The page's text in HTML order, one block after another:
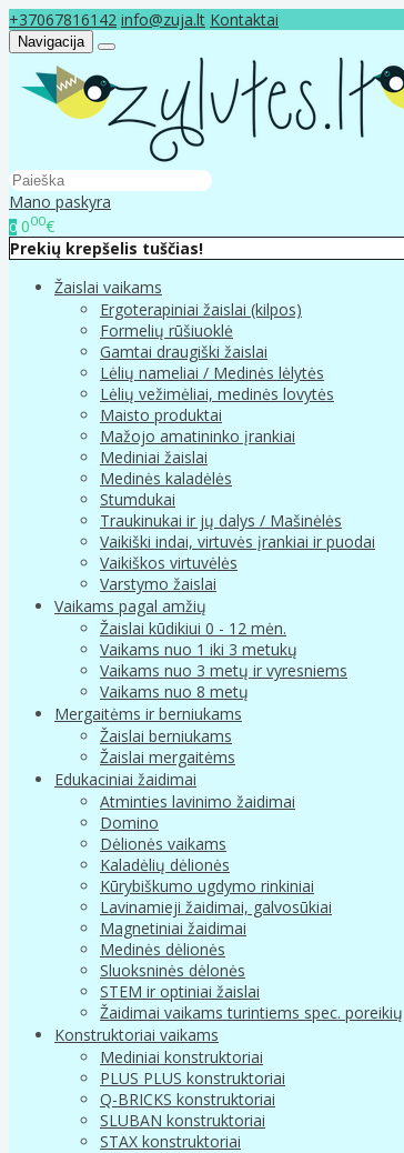
+37067816142 info@zuja.lt Kontaktai
Navigacija
Mano paskyra
0 000€
Prekių krepšelis tuščias!
Žaislai vaikams
Ergoterapiniai žaislai (kilpos)
Formelių rūšiuoklė
Gamtai draugiški žaislai
Lėlių nameliai / Medinės lėlytės
Lėlių vežimėliai, medinės lovytės
Maisto produktai
Mažojo amatininko įrankiai
Mediniai žaislai
Medinės kaladėlės
Stumdukai
Traukinukai ir jų dalys / Mašinėlės
Vaikiški indai, virtuvės įrankiai ir puodai
Vaikiškos virtuvėlės
Varstymo žaislai
Vaikams pagal amžių
Žaislai kūdikiui 0 - 12 mėn.
Vaikams nuo 1 iki 3 metukų
Vaikams nuo 3 metų ir vyresniems
Vaikams nuo 8 metų
Mergaitėms ir berniukams
Žaislai berniukams
Žaislai mergaitėms
Edukaciniai žaidimai
Atminties lavinimo žaidimai
Domino
Dėlionės vaikams
Kaladėlių dėlionės
Kūrybiškumo ugdymo rinkiniai
Lavinamieji žaidimai, galvosūkiai
Magnetiniai žaidimai
Medinės dėlionės
Sluoksninės dėlonės
STEM ir optiniai žaislai
Žaidimai vaikams turintiems spec. poreikių
Konstruktoriai vaikams
Mediniai konstruktoriai
PLUS PLUS konstruktoriai
Q-BRICKS konstruktoriai
SLUBAN konstruktoriai
STAX konstruktoriai